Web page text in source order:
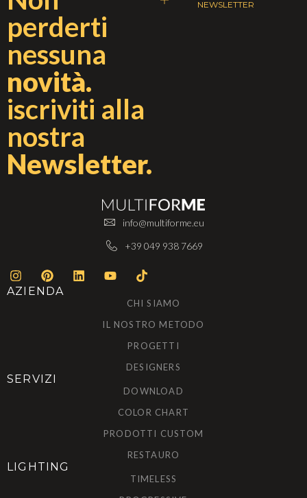
perderti
nessuna
novità.
iscriviti alla
nostra
Newsletter.
NEWSLETTER
info@multiforme.eu
+39 049 938 7669
AZIENDA
CHI SIAMO
IL NOSTRO METODO
PROGETTI
DESIGNERS
SERVIZI
DOWNLOAD
COLOR CHART
PRODOTTI CUSTOM
RESTAURO
LIGHTING
TIMELESS